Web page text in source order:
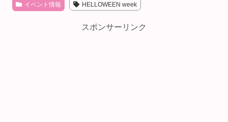
イベント情報 HELLOWEEN week
スポンサーリンク